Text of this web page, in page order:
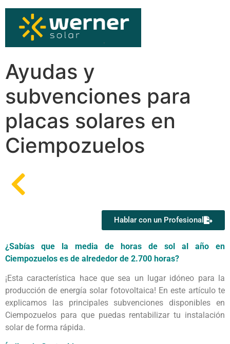
Ayudas y
subvenciones para
placas solares en
Ciempozuelos
Hablar con un Profesional
¿Sabías que la media de horas de sol al año en
Ciempozuelos es de alrededor de 2.700 horas?
¡Esta característica hace que sea un lugar idóneo para la
producción de energía solar fotovoltaica! En este artículo te
explicamos las principales subvenciones disponibles en
Ciempozuelos para que puedas rentabilizar tu instalación
solar de forma rápida.